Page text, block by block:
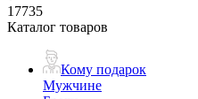
17735
Каталог товаров
Кому подарок
Мужчине